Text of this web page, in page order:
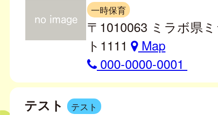
一時保育
〒1010063 ミラボ県
ト1111
Map
000-0000-0001
テスト テスト